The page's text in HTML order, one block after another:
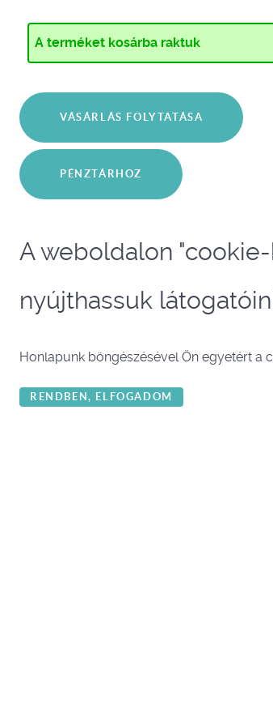
A terméket kosárba raktuk
A weboldalon
nyújthassuk
Honlapunk böngészésével Ön egyetért a
RENDBEN, ELFOGADOM